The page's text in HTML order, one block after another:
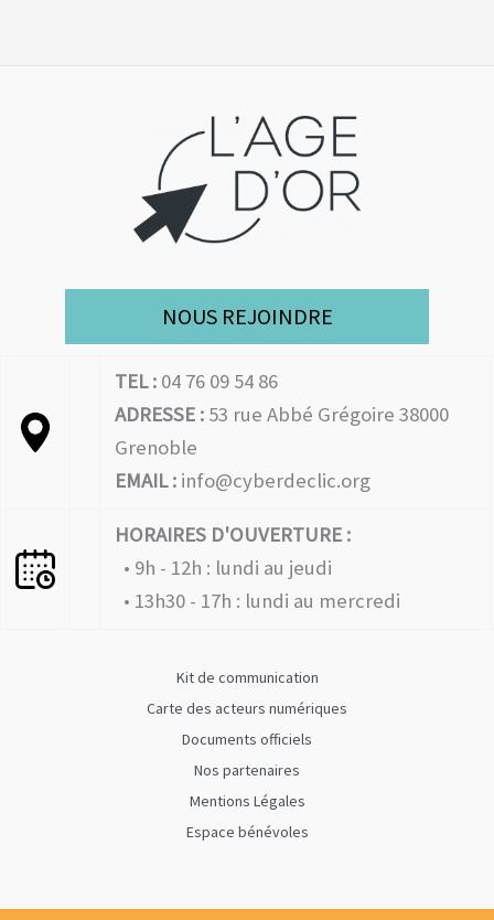
NOUS REJOINDRE
TEL : 04 76 09 54 86
ADRESSE : 53 rue Abbé Grégoire 38000
Grenoble
EMAIL : info@cyberdeclic.org
HORAIRES D'OUVERTURE :
• 9h - 12h : lundi au jeudi
• 13h30 - 17h : lundi au mercredi
Kit de communication
Carte des acteurs numériques
Documents officiels
Nos partenaires
Mentions Légales
Espace bénévoles